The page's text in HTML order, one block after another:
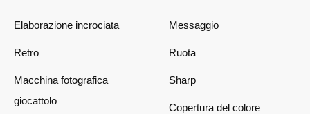
Elaborazione incrociata
Retro
Macchina fotografica
giocattolo
Messaggio
Ruota
Sharp
Copertura del colore